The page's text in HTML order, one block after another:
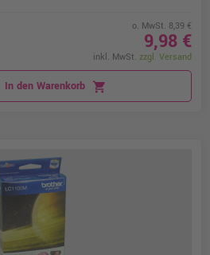
o. MwSt. 8,39 €
9,98 €
inkl. MwSt. zzgl. Versand
In den Warenkorb shopping_cart